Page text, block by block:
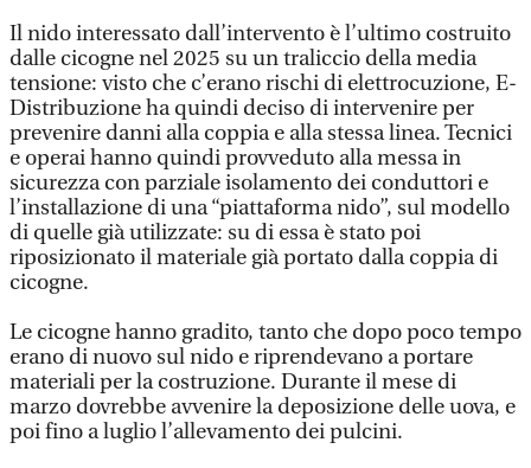
Il nido interessato dall’intervento è l’ultimo costruito
dalle cicogne nel 2025 su un traliccio della media
tensione: visto che c’erano rischi di elettrocuzione, E-
Distribuzione ha quindi deciso di intervenire per
prevenire danni alla coppia e alla stessa linea. Tecnici
e operai hanno quindi provveduto alla messa in
sicurezza con parziale isolamento dei conduttori e
l’installazione di una “piattaforma nido”, sul modello
di quelle già utilizzate: su di essa è stato poi
riposizionato il materiale già portato dalla coppia di
cicogne.
Le cicogne hanno gradito, tanto che dopo poco tempo
erano di nuovo sul nido e riprendevano a portare
materiali per la costruzione. Durante il mese di
marzo dovrebbe avvenire la deposizione delle uova, e
poi fino a luglio l’allevamento dei pulcini.